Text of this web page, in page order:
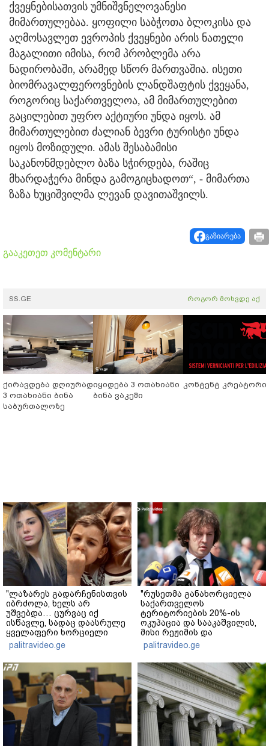
ქვეყნებისათვის უმნიშვნელოვანესი
მიმართულებაა. ყოფილი საბჭოთა ბლოკისა და
აღმოსავლეთ ევროპის ქვეყნები არის ნათელი
მაგალითი იმისა, რომ პრობლემა არა
ნადირობაში, არამედ სწორ მართვაშია. ისეთი
ბიომრავალფეროვნების ლანდშაფტის ქვეყანა,
როგორიც საქართველოა, ამ მიმართულებით
გაცილებით უფრო აქტიური უნდა იყოს. ამ
მიმართულებით ძალიან ბევრი ტურისტი უნდა
იყოს მოზიდული. ამას შესაბამისი
საკანონმდებლო ბაზა სჭირდება, რაშიც
მხარდაჭერა მინდა გამოგიცხადოთ“, - მიმართა
ზაზა ხუციშვილმა ლევან დავითაშვილს.
გაზიარება
გააკეთეთ კომენტარი
SS.GE როგორ მოხვდე აქ
ქირავდება დღიურად
3 ოთახიანი ბინა
საბურთალოზე
იყიდება 3 ოთახიანი
ბინა ვაკეში
კონტენტ კრეატორი
"ლაზარეს გადარჩენისთვის
იბრძოლა, ხელს არ
უშვებდა… ცურვაც იქ
ისწავლე, სადაც დაასრულე
ყველაფერი ხორციელი
ცხოვრებიდან" – რას წერს
ხობში დაღუპული დედა-
შვილის ახლობელი?
palitravideo.ge
"რუსეთმა განახორციელა
საქართველოს
ტერიტორიების 20%-ის
ოკუპაცია და სააკაშვილის,
მისი რეჟიმის და
"ნაცმოძრაობის" ღალატი
ვერანაირად ვერ
გადაფარავს ამ
დანაშაულს" - ირაკლი
კობახიძე
palitravideo.ge